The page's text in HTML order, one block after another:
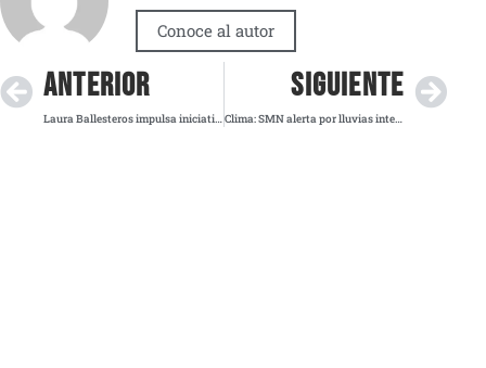
Conoce al autor
ANTERIOR
Laura Ballesteros impulsa iniciativa contra la prisión preventiva en México
SIGUIENTE
Clima: SMN alerta por lluvias intensas y calor extremo en diversas regiones del país